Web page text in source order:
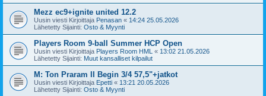
Mezz ec9+ignite united 12.2
Uusin viesti Kirjoittaja Penasan « 14:24 25.05.2026
Lähetetty Sijainti: Osto & Myynti
Players Room 9-ball Summer HCP Open
Uusin viesti Kirjoittaja Players Room HML « 13:02 21.05.2026
Lähetetty Sijainti: Muut kansalliset kilpailut
M: Ton Praram II Begin 3/4 57,5"+jatkot
Uusin viesti Kirjoittaja Epetti « 13:21 20.05.2026
Lähetetty Sijainti: Osto & Myynti